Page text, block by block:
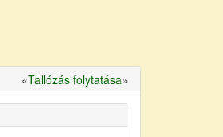
«Tallózás folytatása»